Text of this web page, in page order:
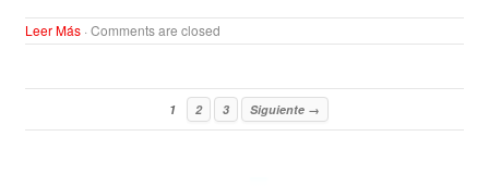
Leer Más· Comments are closed
1 2 3 Siguiente →